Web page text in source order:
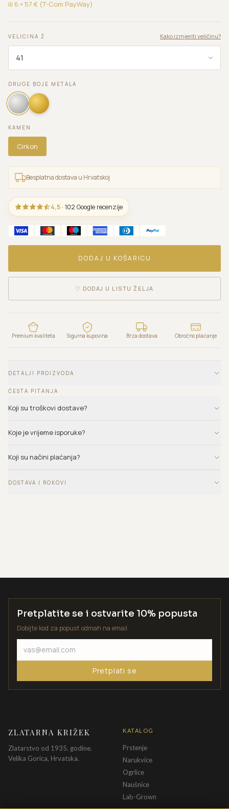
ili 6 × 57 € (T-Com PayWay)
VELICINA Ž Kako izmjeriti veličinu?
DRUGE BOJE METALA
KAMEN
Cirkon
Besplatna dostava u Hrvatskoj
4,5 · 102 Google recenzije
DODAJ U KOŠARICU
♡ DODAJ U LISTU ŽELJA
Premium kvaliteta Sigurna kupovina Brza dostava Obročno plaćanje
DETALJI PROIZVODA
ČESTA PITANJA
Koji su troškovi dostave?
Koje je vrijeme isporuke?
Koji su načini plaćanja?
DOSTAVA I ROKOVI
Pretplatite se i ostvarite 10% popusta
Dobijte kod za popust odmah na email.
Pretplati se
ZLATARNA KRIŽEK
Zlatarstvo od 1935. godine.
Velika Gorica, Hrvatska.
KATALOG
Prstenje
Narukvice
Ogrlice
Naušnice
Lab-Grown